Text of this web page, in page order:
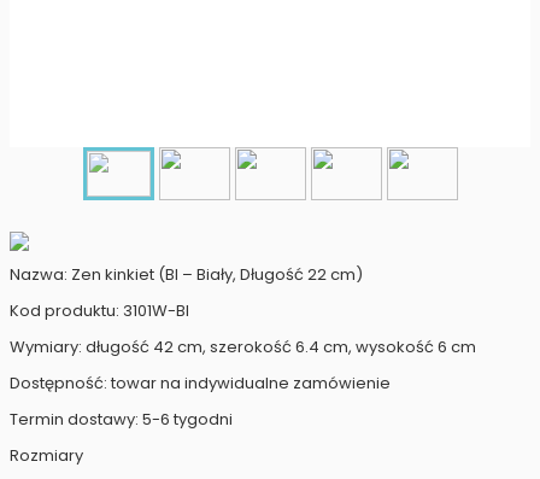
Nazwa: Zen kinkiet (BI – Biały, Długość 22 cm)
Kod produktu: 3101W-BI
Wymiary: długość 42 cm, szerokość 6.4 cm, wysokość 6 cm
Dostępność: towar na indywidualne zamówienie
Termin dostawy: 5-6 tygodni
Rozmiary